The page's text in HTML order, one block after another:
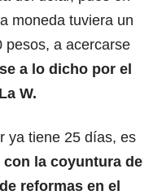
moneda tuviera un
pesos, a acercarse
a lo dicho por el
W.
ya tiene 25 días, es
con la coyuntura de
reformas en el